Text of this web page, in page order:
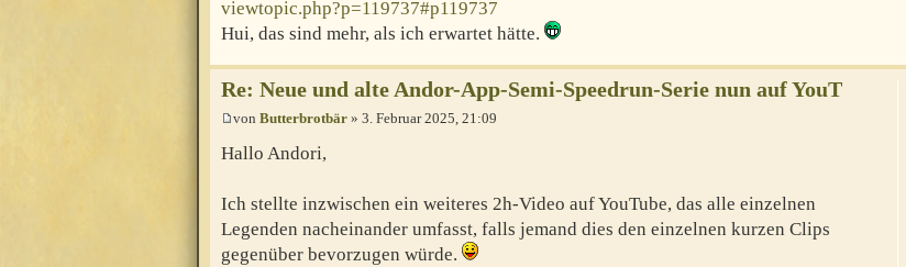
viewtopic.php?p=119737#p119737
Hui, das sind mehr, als ich erwartet hätte.
Re: Neue und alte Andor-App-Semi-Speedrun-Serie nun auf YouT
von Butterbrotbär » 3. Februar 2025, 21:09
Hallo Andori,
Ich stellte inzwischen ein weiteres 2h-Video auf YouTube, das alle einzelnen
Legenden nacheinander umfasst, falls jemand dies den einzelnen kurzen Clips
gegenüber bevorzugen würde.